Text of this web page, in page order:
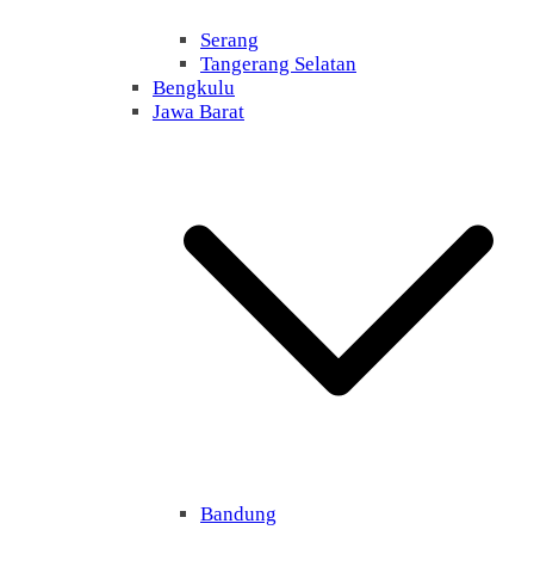
Serang
Tangerang Selatan
Bengkulu
Jawa Barat
Bandung